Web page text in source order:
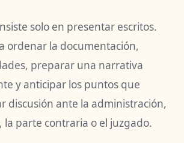
solo en presentar escritos.
ordenar la documentación,
preparar una narrativa
y anticipar los puntos que
discusión ante la administración,
la parte contraria o el juzgado.